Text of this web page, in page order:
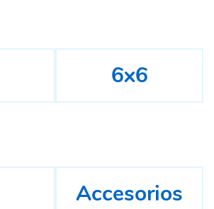
6x6
Accesorios